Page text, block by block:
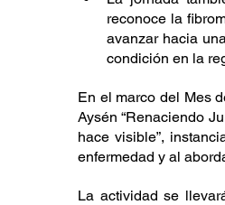
reconoce la
avanzar hacia
condición en la
En el marco del Mes
Aysén “Renaciendo
hace visible”,
enfermedad y al
La actividad se